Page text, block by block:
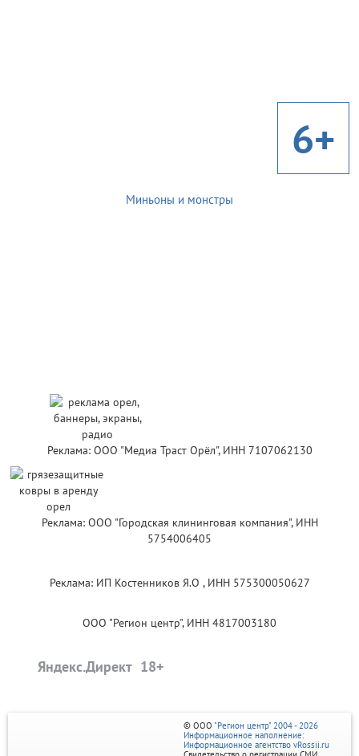
6+
Миньоны и монстры
Реклама: ООО "Медиа Траст Орёл", ИНН 7107062130
Реклама: ООО "Городская клининговая компания", ИНН
5754006405
Реклама: ИП Костенников Я.О , ИНН 575300050627
ООО "Регион центр", ИНН 4817003180
Яндекс.Директ
© ООО "Регион центр" 2004 - 2026
Информационное наполнение:
Информационное агентство vRossii.ru